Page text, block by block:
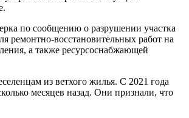
по сообщению о разрушении участка
ремонтно-восстановительных работ на
а также ресурсоснабжающей
из ветхого жилья. С 2021 года
месяцев назад. Они признали, что